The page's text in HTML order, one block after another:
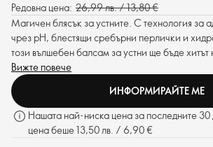
Редовна цена: 26,99 лв. / 13,80 €
Магичен блясък за устните. С технология за
чрез pH, блестящи сребърни перлички и
този вълшебен балсам за устни ще бъде хитът
Вижте повече
ИНФОРМИРАЙТЕ МЕ
Нашата най-ниска цена за последните
цена беше 13,50 лв. / 6,90 €